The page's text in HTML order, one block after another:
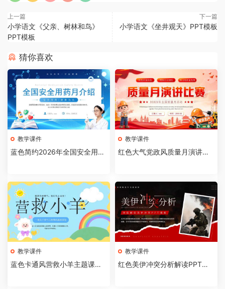
上一篇
小学语文《父亲、树林和鸟》
PPT模板
下一篇
小学语文《坐井观天》PPT模板
猜你喜欢
教学课件
蓝色简约2026年全国安全用药
教学课件
红色大气党政风质量月演讲比
教学课件
蓝色卡通风营救小羊主题课件P
教学课件
红色美伊冲突分析解读PPT模